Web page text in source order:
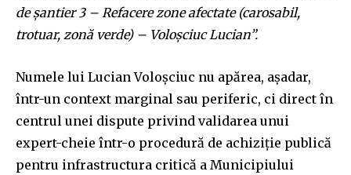
de șantier 3 – Refacere zone afectate (carosabil,
trotuar, zonă verde) – Voloșciuc Lucian”.
Numele lui Lucian Voloșciuc nu apărea, așadar,
într-un context marginal sau periferic, ci direct în
centrul unei dispute privind validarea unui
expert-cheie într-o procedură de achiziție publică
pentru infrastructura critică a Municipiului